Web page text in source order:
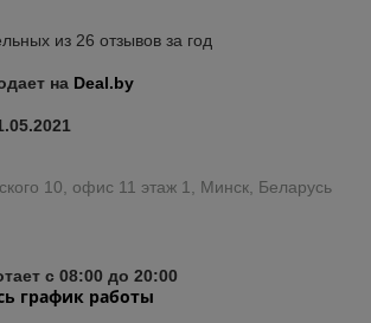
из 26 отзывов за год
на Deal.by
10, офис 11 этаж 1, Минск, Беларусь
с 08:00 до 20:00
график работы